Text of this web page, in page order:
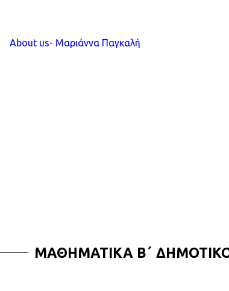
About us- Μαριάννα Παγκαλή
ΜΑΘΗΜΑΤΙΚΑ Β΄